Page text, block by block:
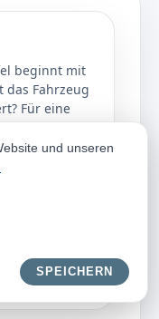
beginnt mit
das Fahrzeug
Für eine
wenige
Modell,
und
helfen
eine kurze
lässt sich
sinnvoll
und unseren
SPEICHERN